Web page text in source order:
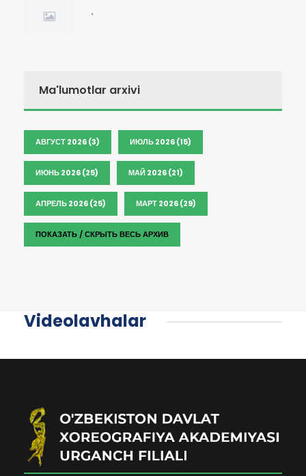
.
Ma'lumotlar arxivi
АВГУСТ 2026 (3) ИЮЛЬ 2026 (15)
ИЮНЬ 2026 (25) МАЙ 2026 (21)
АПРЕЛЬ 2026 (25) МАРТ 2026 (29)
ПОКАЗАТЬ / СКРЫТЬ ВЕСЬ АРХИВ
Videolavhalar